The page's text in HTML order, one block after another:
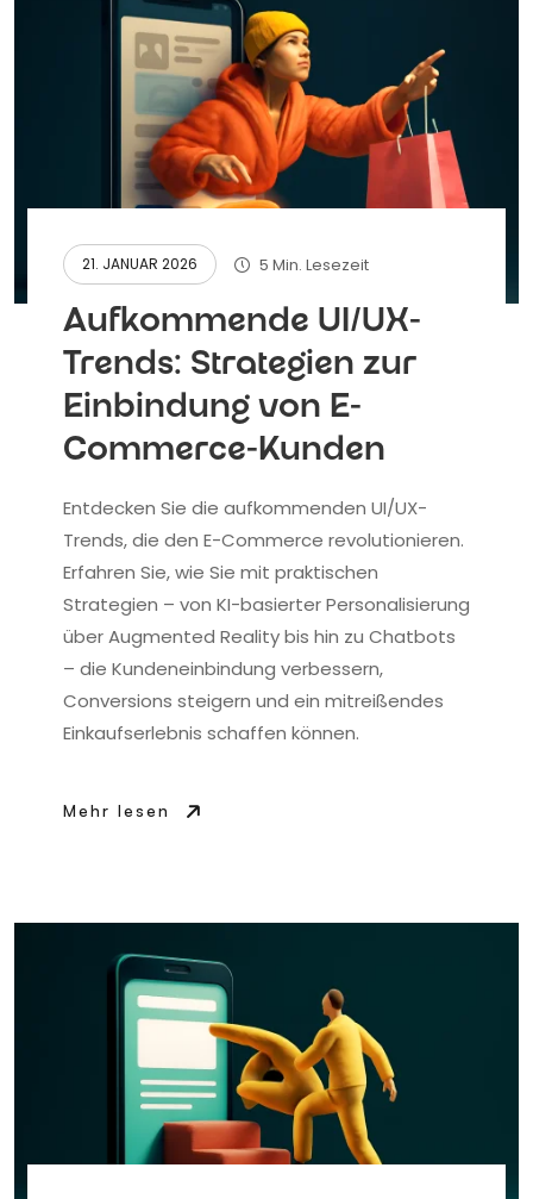
21. JANUAR 2026 5 Min. Lesezeit
Aufkommende UI/UX-
Trends: Strategien zur
Einbindung von E-
Commerce-Kunden
Entdecken Sie die aufkommenden UI/UX-
Trends, die den E-Commerce revolutionieren.
Erfahren Sie, wie Sie mit praktischen
Strategien – von KI-basierter Personalisierung
über Augmented Reality bis hin zu Chatbots
– die Kundeneinbindung verbessern,
Conversions steigern und ein mitreißendes
Einkaufserlebnis schaffen können.
Mehr lesen